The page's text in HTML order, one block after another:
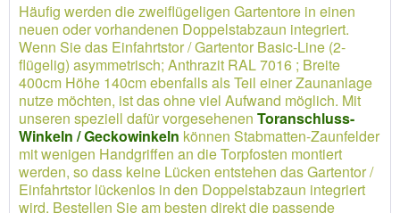
Häufig werden die zweiflügeligen Gartentore in einen
neuen oder vorhandenen Doppelstabzaun integriert.
Wenn Sie das Einfahrtstor / Gartentor Basic-Line (2-
flügelig) asymmetrisch; Anthrazit RAL 7016 ; Breite
400cm Höhe 140cm ebenfalls als Teil einer Zaunanlage
nutze möchten, ist das ohne viel Aufwand möglich. Mit
unseren speziell dafür vorgesehenen Toranschluss-
Winkeln / Geckowinkeln können Stabmatten-Zaunfelder
mit wenigen Handgriffen an die Torpfosten montiert
werden, so dass keine Lücken entstehen das Gartentor /
Einfahrtstor lückenlos in den Doppelstabzaun integriert
wird. Bestellen Sie am besten direkt die passende